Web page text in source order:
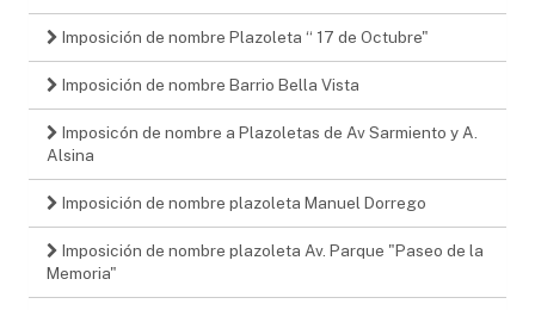
Imposición de nombre Plazoleta “ 17 de Octubre"
Imposición de nombre Barrio Bella Vista
Imposicón de nombre a Plazoletas de Av Sarmiento y A.
Alsina
Imposición de nombre plazoleta Manuel Dorrego
Imposición de nombre plazoleta Av. Parque "Paseo de la
Memoria"